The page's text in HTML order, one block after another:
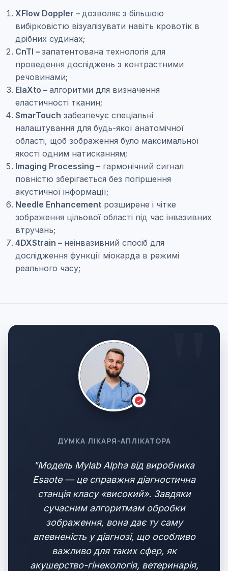
XFlow Doppler – дозволяє з більшою
вибірковістю візуалізувати навіть кровотік в
дрібних судинах;
CnTI – запатентована технологія для
проведення досліджень з контрастними
речовинами;
ElaXto – алгоритми для визначення
еластичності тканин;
SmarTouch забезпечує спеціальні
налаштування для будь-якої анатомічної
області, щоб зображення було максимальної
якості одним натисканням;
Imaging Processing – гармонічний сигнал
повністю зберігається без погіршення
акустичної інформації;
Needle Enhancement розширене і чітке
зображення цільової області під час інвазивних
втручань;
4DXStrain – неінвазивний спосіб для
дослідження функції міокарда в режимі
реального часу;
ДУМКА ЛІКАРЯ-АПЛІКАТОРА
"Модель Mylab Alpha від виробника
Esaote — це справжня діагностична
станція класу «високий». Завдяки
сучасним алгоритмам обробки
зображення, вона дає ту саму
впевненість у діагнозі, що особливо
важливо для таких сфер, як
акушерство-гінекологія, ветеринарія,